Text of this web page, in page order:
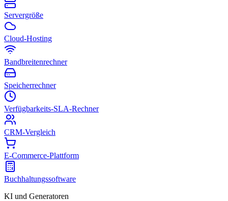
Servergröße
Cloud-Hosting
Bandbreitenrechner
Speicherrechner
Verfügbarkeits-SLA-Rechner
CRM-Vergleich
E-Commerce-Plattform
Buchhaltungssoftware
KI und Generatoren